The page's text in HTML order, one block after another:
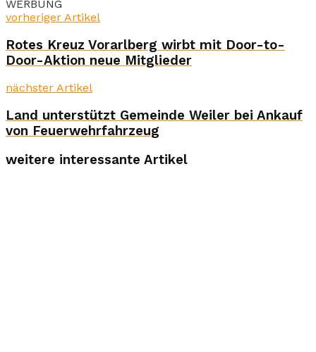
WERBUNG
vorheriger Artikel
Rotes Kreuz Vorarlberg wirbt mit Door-to-
Door-Aktion neue Mitglieder
nächster Artikel
Land unterstützt Gemeinde Weiler bei Ankauf
von Feuerwehrfahrzeug
weitere interessante Artikel